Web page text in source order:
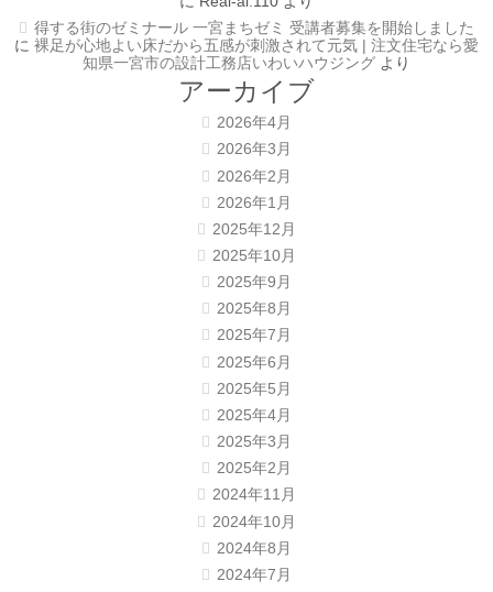
得する街のゼミナール 一宮まちゼミ 受講者募集を開始しました
に 裸足が心地よい床だから五感が刺激されて元気 | 注文住宅なら愛
知県一宮市の設計工務店いわいハウジング より
アーカイブ
2026年4月
2026年3月
2026年2月
2026年1月
2025年12月
2025年10月
2025年9月
2025年8月
2025年7月
2025年6月
2025年5月
2025年4月
2025年3月
2025年2月
2024年11月
2024年10月
2024年8月
2024年7月